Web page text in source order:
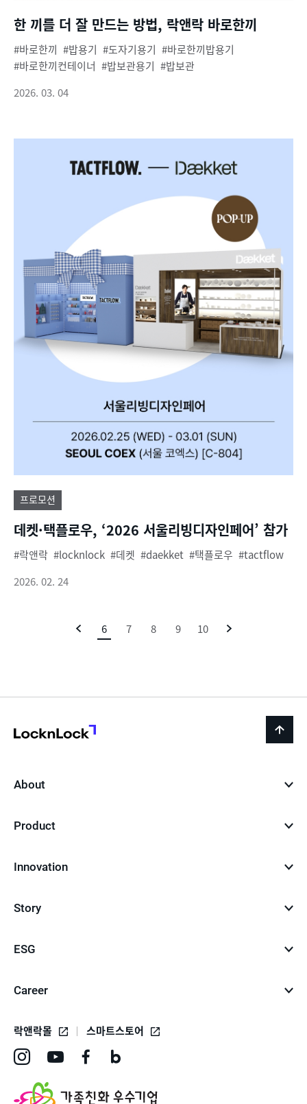
한 끼를 더 잘 만드는 방법, 락앤락 바로한끼
바로한끼 밥용기 도자기용기
바로한끼밥용기
바로한끼컨테이너
밥보관용기
밥보관
2026. 03. 04
프로모션
데켓·택플로우, ‘2026 서울리빙디자인페어’ 참가
락앤락 locknlock 데켓 daekket 택플로우
tactflow
2026. 02. 24
6
이
7 8 9 10
back
About
Product
Innovation
Story
ESG
Career
락앤락몰 스마트스토어
스